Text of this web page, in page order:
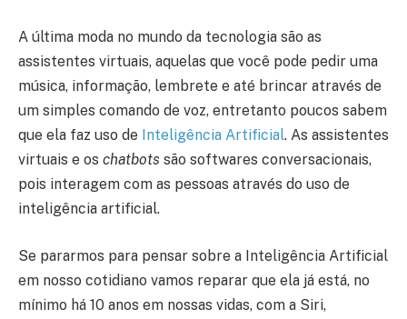
A última moda no mundo da tecnologia são as
assistentes virtuais, aquelas que você pode pedir uma
música, informação, lembrete e até brincar através de
um simples comando de voz, entretanto poucos sabem
que ela faz uso de Inteligência Artificial. As assistentes
virtuais e os chatbots são softwares conversacionais,
pois interagem com as pessoas através do uso de
inteligência artificial.
Se pararmos para pensar sobre a Inteligência Artificial
em nosso cotidiano vamos reparar que ela já está, no
mínimo há 10 anos em nossas vidas, com a Siri,